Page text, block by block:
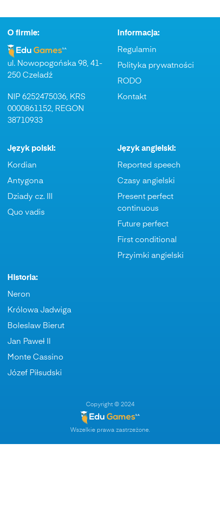
O firmie:
ul. Nowopogońska 98, 41-
250 Czeladź
NIP 6252475036, KRS
0000861152, REGON
38710933
Informacja:
Regulamin
Polityka prywatności
RODO
Kontakt
Język polski:
Kordian
Antygona
Dziady cz. III
Quo vadis
Język angielski:
Reported speech
Czasy angielski
Present perfect
continuous
Future perfect
First conditional
Przyimki angielski
Historia:
Neron
Królowa Jadwiga
Boleslaw Bierut
Jan Paweł II
Monte Cassino
Józef Piłsudski
Copyright © 2024
Wszelkie prawa zastrzeżone.